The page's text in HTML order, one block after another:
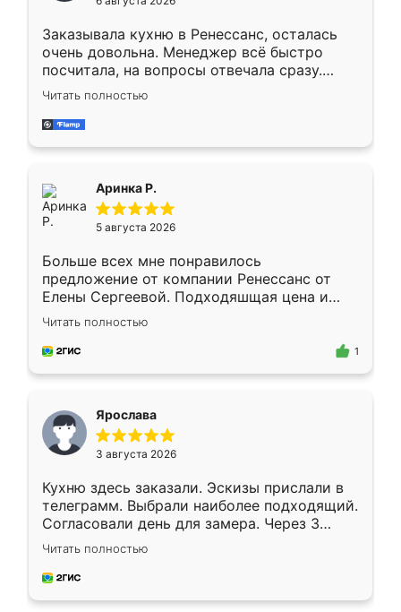
мебели буду заказывать только здесь.
Заказывала кухню в Ренессанс, осталась
очень довольна. Менеджер всё быстро
посчитала, на вопросы отвечала сразу.
Замерщик приехал в субботу, подошёл к
делу со всей ответственностью. Собрали
за день, ребята работали аккуратно, даже
Читать полностью
Аринка Р.
5 августа 2026
Больше всех мне понравилось
предложение от компании Ренессанс от
Елены Сергеевой. Подходяшщая цена и
короткие сроки изготовления. Приехавший
для замера сотрудник Владислав
предложил по моему эскизу самый
Читать полностью
1
Ярослава
3 августа 2026
Кухню здесь заказали. Эскизы прислали в
телеграмм. Выбрали наиболее подходящий.
Согласовали день для замера. Через 3
недели кухня была уже готова. Остались
довольны работой. Спасибо Ренессанс
мебель за качественную работу!
Читать полностью